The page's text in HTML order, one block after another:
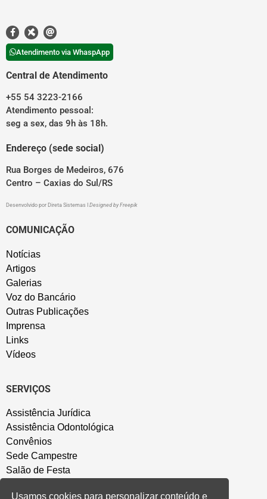
Atendimento via WhaspApp
Central de Atendimento
+55 54 3223-2166
Atendimento pessoal:
seg a sex, das 9h às 18h.
Endereço (sede social)
Rua Borges de Medeiros, 676
Centro – Caxias do Sul/RS
Desenvolvido por Direta Sistemas Designed by Freepik
COMUNICAÇÃO
Notícias
Artigos
Galerias
Voz do Bancário
Outras Publicações
Imprensa
Links
Vídeos
SERVIÇOS
Assistência Jurídica
Assistência Odontológica
Convênios
Sede Campestre
Salão de Festa
Usamos cookies para personalizar conteúdo e